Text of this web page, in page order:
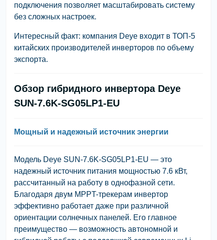
подключения позволяет масштабировать систему
без сложных настроек.
Интересный факт: компания Deye входит в ТОП-5
китайских производителей инверторов по объему
экспорта.
Обзор гибридного инвертора Deye
SUN-7.6K-SG05LP1-EU
Мощный и надежный источник энергии
Модель Deye SUN-7.6K-SG05LP1-EU — это
надежный источник питания мощностью 7.6 кВт,
рассчитанный на работу в однофазной сети.
Благодаря двум MPPT-трекерам инвертор
эффективно работает даже при различной
ориентации солнечных панелей. Его главное
преимущество — возможность автономной и